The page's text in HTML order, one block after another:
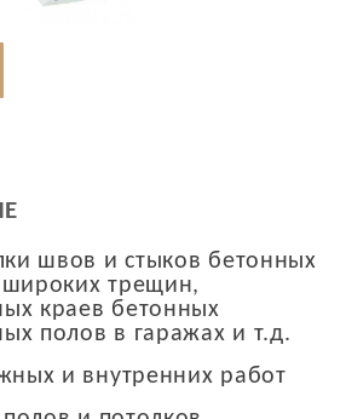
швов и стыков бетонных
трещин,
краев бетонных
полов в гаражах и т.д.
и внутренних работ